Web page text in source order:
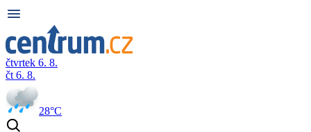
čtvrtek 6. 8.
čt 6. 8.
28°C